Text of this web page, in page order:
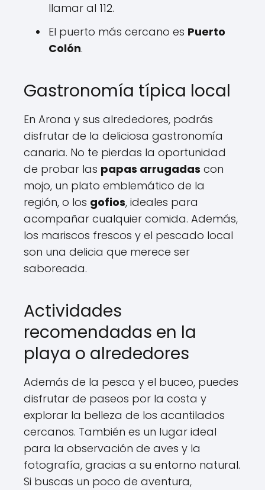
llamar al 112.
El puerto más cercano es Puerto
Colón.
Gastronomía típica local
En Arona y sus alrededores, podrás
disfrutar de la deliciosa gastronomía
canaria. No te pierdas la oportunidad
de probar las papas arrugadas con
mojo, un plato emblemático de la
región, o los gofios, ideales para
acompañar cualquier comida. Además,
los mariscos frescos y el pescado local
son una delicia que merece ser
saboreada.
Actividades
recomendadas en la
playa o alrededores
Además de la pesca y el buceo, puedes
disfrutar de paseos por la costa y
explorar la belleza de los acantilados
cercanos. También es un lugar ideal
para la observación de aves y la
fotografía, gracias a su entorno natural.
Si buscas un poco de aventura,